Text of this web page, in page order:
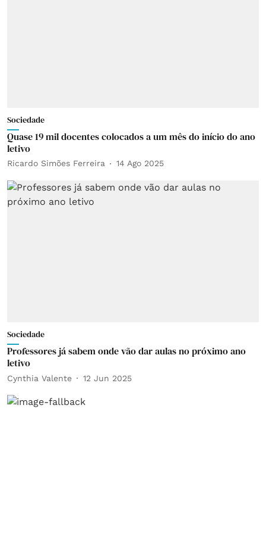
Sociedade
Quase 19 mil docentes colocados a um mês do início do ano
letivo
Ricardo Simões Ferreira 14 Ago 2025
Sociedade
Professores já sabem onde vão dar aulas no próximo ano
letivo
Cynthia Valente 12 Jun 2025